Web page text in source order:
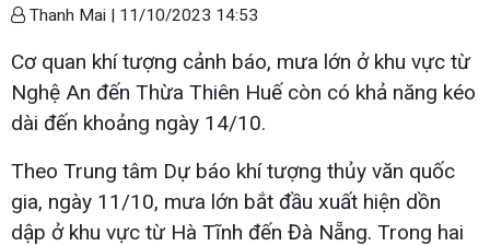
Thanh Mai | 11/10/2023 14:53
Cơ quan khí tượng cảnh báo, mưa lớn ở khu vực từ
Nghệ An đến Thừa Thiên Huế còn có khả năng kéo
dài đến khoảng ngày 14/10.
Theo Trung tâm Dự báo khí tượng thủy văn quốc
gia, ngày 11/10, mưa lớn bắt đầu xuất hiện dồn
dập ở khu vực từ Hà Tĩnh đến Đà Nẵng. Trong hai